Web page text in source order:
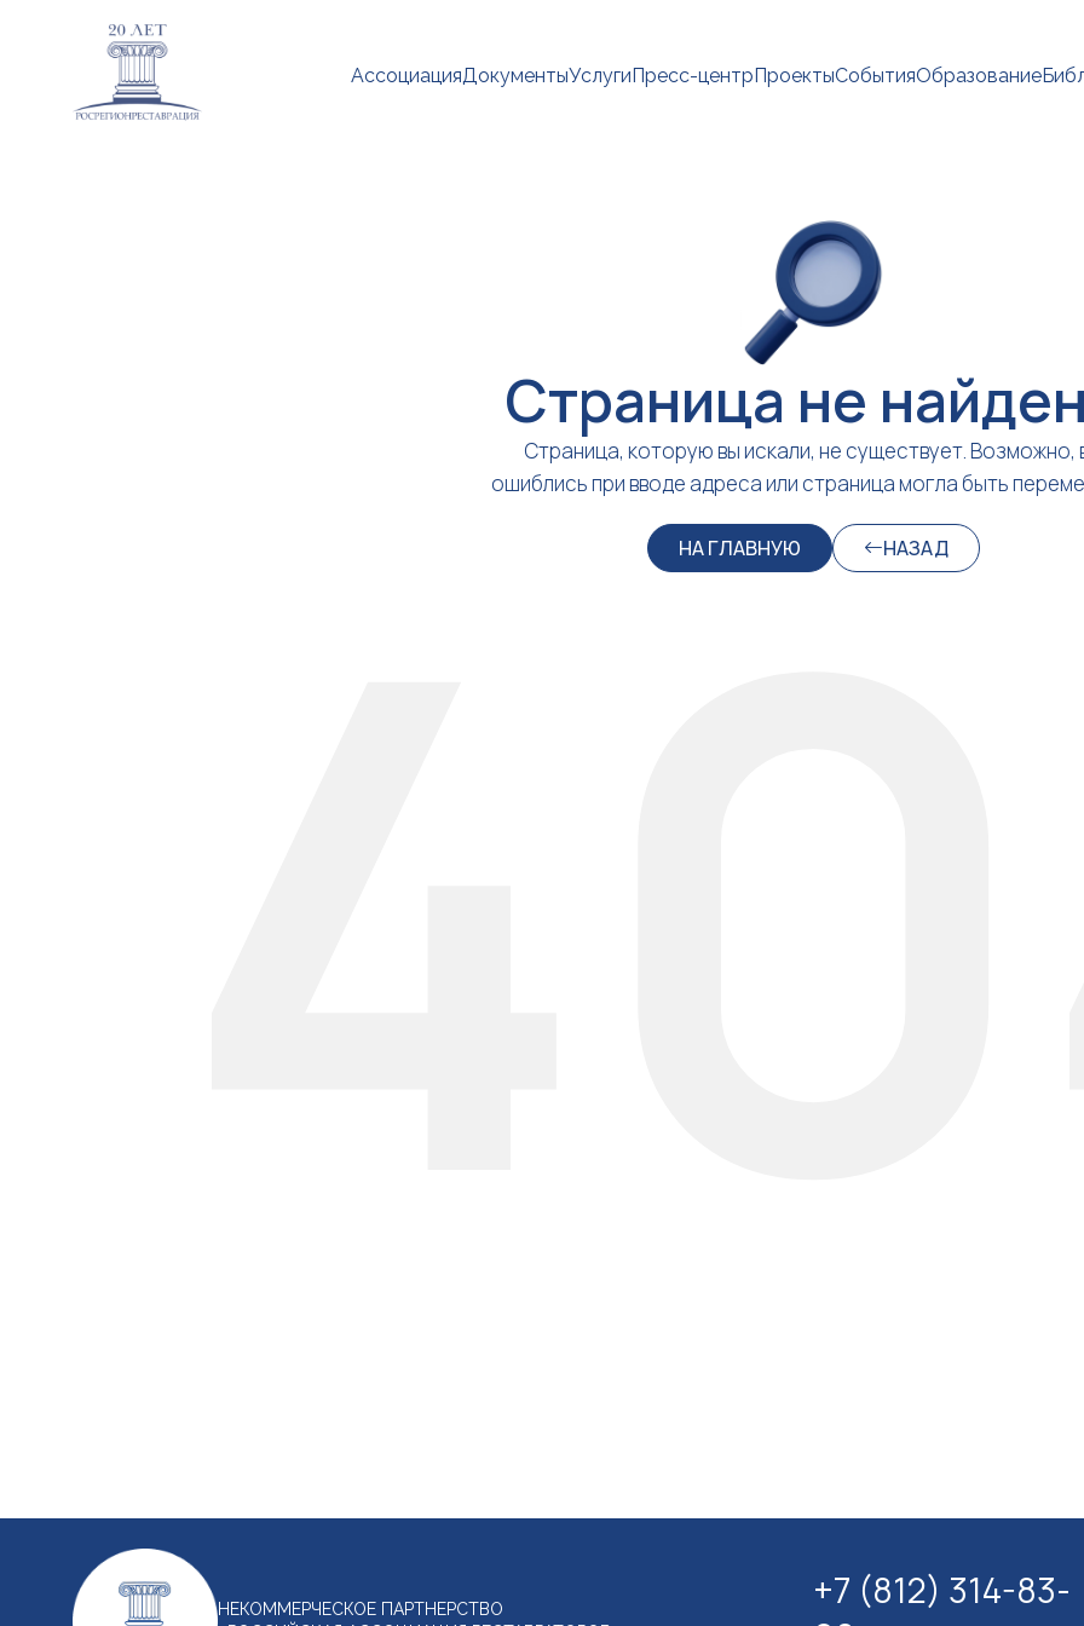
АссоциацияДокументыУслугиПресс-центрПроектыСобытияОбразование
Страница не
Страница, которую вы искали, не существует. Возможно,
ошиблись при вводе адреса или страница могла быть
НА ГЛАВНУЮ НАЗАД
НЕКОММЕРЧЕСКОЕ ПАРТНЕРСТВО
+7 (812) 314-83-